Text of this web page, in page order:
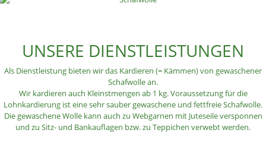
UNSERE DIENSTLEISTUNGEN
Als Dienstleistung bieten wir das Kardieren (= Kämmen) von gewaschener
Schafwolle an.
Wir kardieren auch Kleinstmengen ab 1 kg. Voraussetzung für die
Lohnkardierung ist eine sehr sauber gewaschene und fettfreie Schafwolle.
Die gewaschene Wolle kann auch zu Webgarnen mit Juteseile versponnen
und zu Sitz- und Bankauflagen bzw. zu Teppichen verwebt werden.